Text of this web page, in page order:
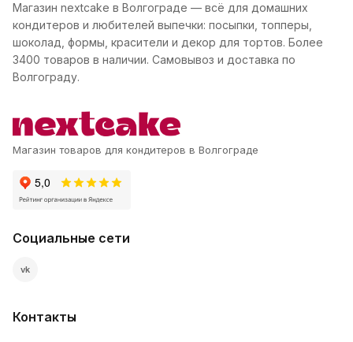
Магазин nextcake в Волгограде — всё для домашних
кондитеров и любителей выпечки: посыпки, топперы,
шоколад, формы, красители и декор для тортов. Более
3400 товаров в наличии. Самовывоз и доставка по
Волгограду.
Магазин товаров для кондитеров в Волгограде
Социальные сети
vk
Контакты